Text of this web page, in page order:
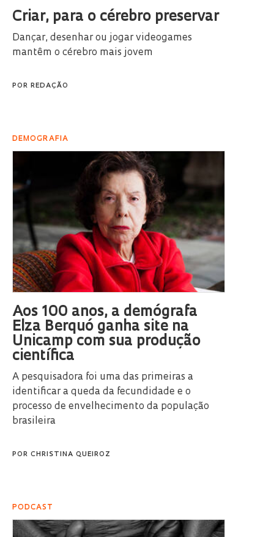
Criar, para o cérebro preservar
Dançar, desenhar ou jogar videogames
mantêm o cérebro mais jovem
POR REDAÇÃO
DEMOGRAFIA
Aos 100 anos, a demógrafa
Elza Berquó ganha site na
Unicamp com sua produção
científica
A pesquisadora foi uma das primeiras a
identificar a queda da fecundidade e o
processo de envelhecimento da população
brasileira
POR CHRISTINA QUEIROZ
PODCAST